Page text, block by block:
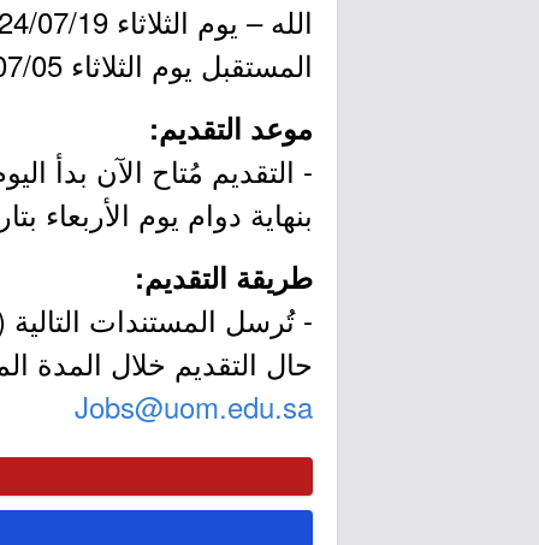
المستقبل يوم الثلاثاء 1440/07/05هـ.
موعد التقديم:
بنهاية دوام يوم الأربعاء بتاريخ 1441/11/24هـ الموافق
طريقة التقديم:
- تُرسل المستندات التالية
حال التقديم خلال المدة
Jobs@uom.edu.sa